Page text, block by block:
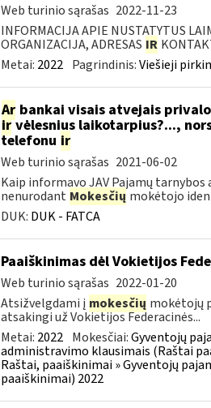
Web turinio sąrašas 2022-11-23
INFORMACIJA APIE NUSTATYTUS
ORGANIZACIJA, ADRESAS IR
Metai: 2022 Pagrindinis:Viešieji
Arbankai visais atvejais privalo
irvėlesnius laikotarpius?...,
telefonu ir
Web turinio sąrašas 2021-06-02
Kaip informavo JAV Pajamų
nenurodant Mokesčių mokėtojo
DUK: DUK - FATCA
Paaiškinimas dėl Vokietijos
Web turinio sąrašas 2022-01-20
Atsižvelgdami į mokesčių mokėtojų
atsakingi už Vokietijos Federacinės...
Metai: 2022 Mokesčiai:Gyventojų
administravimo klausimais (Raštai
Raštai, paaiškinimai » Gyventojų
paaiškinimai) 2022